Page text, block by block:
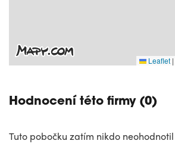
Leaflet |
Hodnocení této firmy (0)
Tuto pobočku zatím nikdo neohodnotil